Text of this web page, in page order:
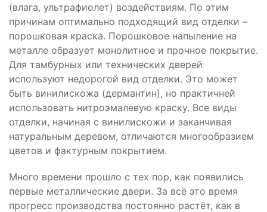
(влага, ультрафиолет) воздействиям. По этим
причинам оптимально подходящий вид отделки –
порошковая краска. Порошковое напыление на
металле образует монолитное и прочное покрытие.
Для тамбурных или технических дверей
используют недорогой вид отделки. Это может
быть винилискожа (дермантин), но практичней
использовать нитроэмалевую краску. Все виды
отделки, начиная с винилискожи и заканчивая
натуральным деревом, отличаются многообразием
цветов и фактурным покрытием.
Много времени прошло с тех пор, как появились
первые металлические двери. За всё это время
прогресс производства постоянно растёт, как в